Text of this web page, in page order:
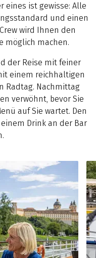
eines ist gewisse: Alle
und einen
wird Ihnen den
möglich machen.
der Reise mit feiner
einem reichhaltigen
Radtag. Nachmittag
verwöhnt, bevor Sie
auf Sie wartet. Den
Drink an der Bar